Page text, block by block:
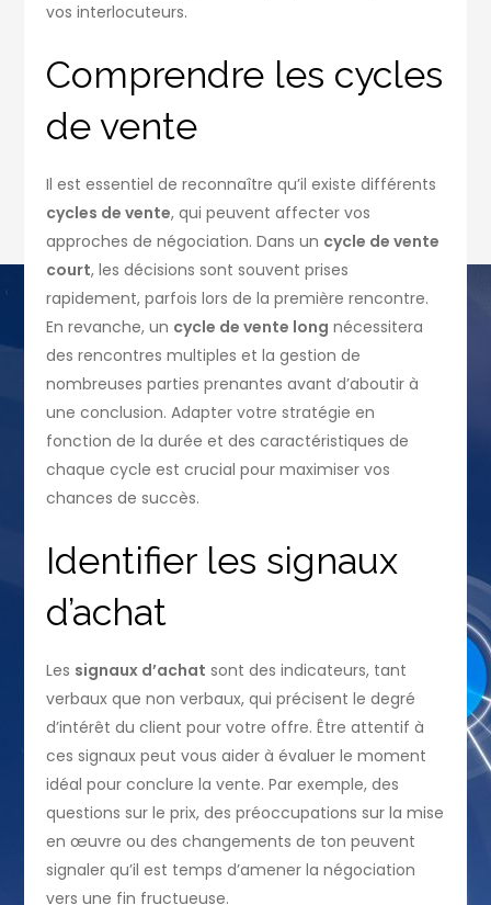
vos interlocuteurs.
Comprendre les cycles
de vente
Il est essentiel de reconnaître qu’il existe différents
cycles de vente, qui peuvent affecter vos
approches de négociation. Dans un cycle de vente
court, les décisions sont souvent prises
rapidement, parfois lors de la première rencontre.
En revanche, un cycle de vente long nécessitera
des rencontres multiples et la gestion de
nombreuses parties prenantes avant d’aboutir à
une conclusion. Adapter votre stratégie en
fonction de la durée et des caractéristiques de
chaque cycle est crucial pour maximiser vos
chances de succès.
Identifier les signaux
d’achat
Les signaux d’achat sont des indicateurs, tant
verbaux que non verbaux, qui précisent le degré
d’intérêt du client pour votre offre. Être attentif à
ces signaux peut vous aider à évaluer le moment
idéal pour conclure la vente. Par exemple, des
questions sur le prix, des préoccupations sur la mise
en œuvre ou des changements de ton peuvent
signaler qu’il est temps d’amener la négociation
vers une fin fructueuse.